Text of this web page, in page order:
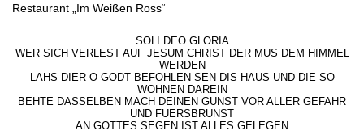
Restaurant „Im Weißen Ross“
SOLI DEO GLORIA
WER SICH VERLEST AUF JESUM CHRIST DER MUS DEM HIMMEL
WERDEN
LAHS DIER O GODT BEFOHLEN SEN DIS HAUS UND DIE SO
WOHNEN DAREIN
BEHTE DASSELBEN MACH DEINEN GUNST VOR ALLER GEFAHR
UND FUERSBRUNST
AN GOTTES SEGEN IST ALLES GELEGEN